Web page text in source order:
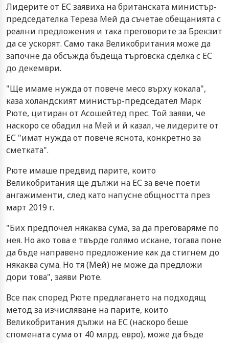
Лидерите от ЕС заявиха на британската министър-
председателка Тереза Мей да съчетае обещанията с
реални предложения и така преговорите за Брекзит
да се ускорят. Само така Великобритания може да
започне да обсъжда бъдеща търговска сделка с ЕС
до декември.
"Ще имаме нужда от повече месо върху кокала",
каза холандският министър-председател Марк
Рюте, цитиран от Асошейтед прес. Той заяви, че
наскоро се обадил на Мей и й казал, че лидерите от
ЕС "имат нужда от повече яснота, конкретно за
сметката".
Рюте имаше предвид парите, които
Великобритания ще дължи на ЕС за вече поети
ангажименти, след като напусне общността през
март 2019 г.
"Бих предпочел някаква сума, за да преговаряме по
нея. Но ако това е твърде голямо искане, тогава поне
да бъде направено предложение как да стигнем до
някаква сума. Но тя (Мей) не може да предложи
дори това", заяви Рюте.
Все пак според Рюте предлагането на подходящ
метод за изчисляване на парите, които
Великобритания дължи на ЕС (наскоро беше
спомената сума от 40 млрд. евро), може да бъде